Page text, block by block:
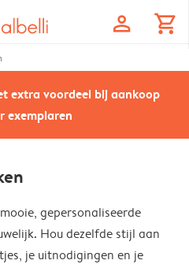
profile shopping_cart
extra voordeel bij aankoop
exemplaren
gepersonaliseerde
Hou dezelfde stijl aan
je uitnodigingen en je